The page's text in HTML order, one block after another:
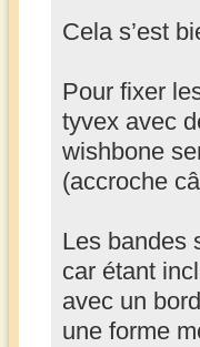
Cela s’est
Pour fixer
tyvex avec
wishbone
(accroche
Les bandes
car étant
avec un
une forme